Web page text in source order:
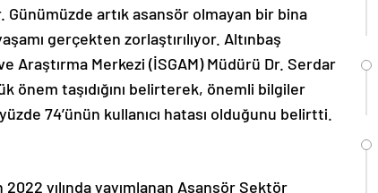
artık asansör olmayan bir bina
gerçekten zorlaştırılıyor. Altınbaş
Araştırma Merkezi (İSGAM) Müdürü Dr. Serdar
önem taşıdığını belirterek, önemli bilgiler
74’ünün kullanıcı hatası olduğunu belirtti.
2022 yılında yayımlanan Asansör Sektör